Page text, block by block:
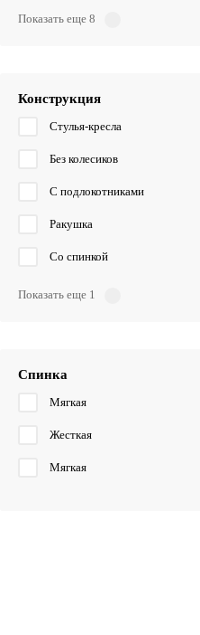
Показать еще 8
Конструкция
Стулья-кресла
Без колесиков
С подлокотниками
Ракушка
Со спинкой
Показать еще 1
Спинка
Мягкая
Жесткая
Мягкая